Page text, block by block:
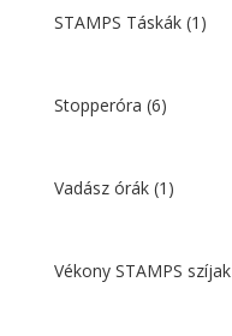
STAMPS Táskák (1)
Stopperóra (6)
Vadász órák (1)
Vékony STAMPS szíjak